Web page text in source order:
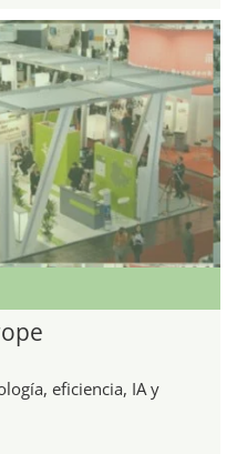
eficiencia, IA y